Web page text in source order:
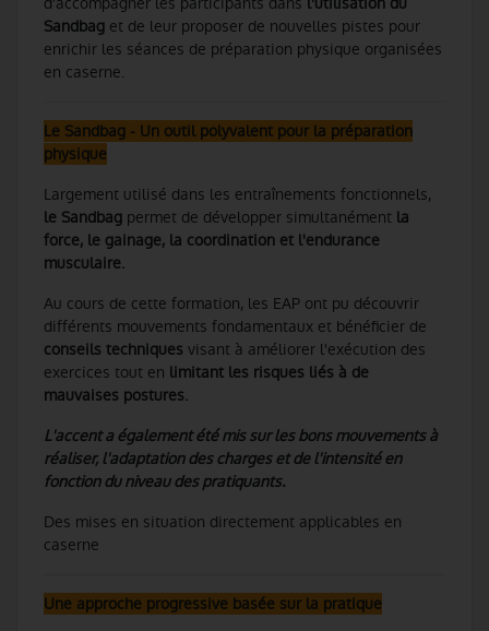
Sandbag et de leur proposer de nouvelles pistes pour
enrichir les séances de préparation physique organisées
en caserne.
Le Sandbag - Un outil polyvalent pour la préparation
physique
Largement utilisé dans les entraînements fonctionnels,
le Sandbag permet de développer simultanément la
force, le gainage, la coordination et l'endurance
musculaire.
Au cours de cette formation, les EAP ont pu découvrir
différents mouvements fondamentaux et bénéficier de
conseils techniques visant à améliorer l'exécution des
exercices tout en limitant les risques liés à de
mauvaises postures.
L'accent a également été mis sur les bons mouvements à
réaliser, l'adaptation des charges et de l'intensité en
fonction du niveau des pratiquants.
Des mises en situation directement applicables en
caserne
Une approche progressive basée sur la pratique